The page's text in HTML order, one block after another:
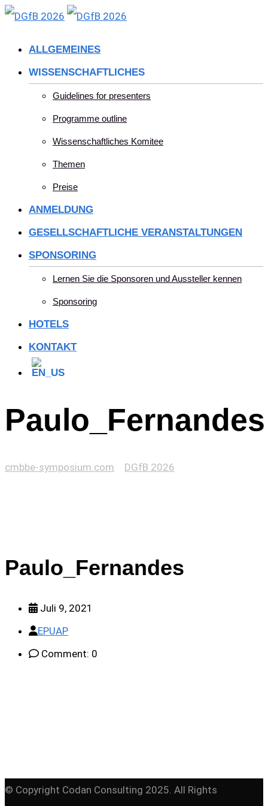
Skip
ALLGEMEINES
WISSENSCHAFTLICHES
Guidelines for presenters
Programme outline
Wissenschaftliches Komitee
Themen
Preise
ANMELDUNG
GESELLSCHAFTLICHE VERANSTALTUNGEN
SPONSORING
Lernen Sie die Sponsoren und Aussteller kennen
Sponsoring
HOTELS
KONTAKT
Paulo_Fernandes
cmbbe-symposium.com DGfB 2026
Paulo_Fernandes
Juli 9, 2021
EPUAP
Comment: 0
© Copyright Codan Consulting 2025. All Rights